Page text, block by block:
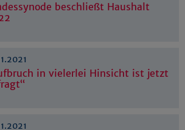
beschließt Haushalt
in vielerlei Hinsicht ist jetzt